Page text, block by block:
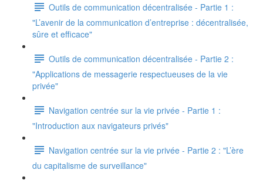
Outils de communication décentralisée - Partie 1 :
"L’avenir de la communication d’entreprise : décentralisée,
sûre et efficace"
Outils de communication décentralisée - Partie 2 :
"Applications de messagerie respectueuses de la vie
privée"
Navigation centrée sur la vie privée - Partie 1 :
"Introduction aux navigateurs privés"
Navigation centrée sur la vie privée - Partie 2 : "L’ère
du capitalisme de surveillance"